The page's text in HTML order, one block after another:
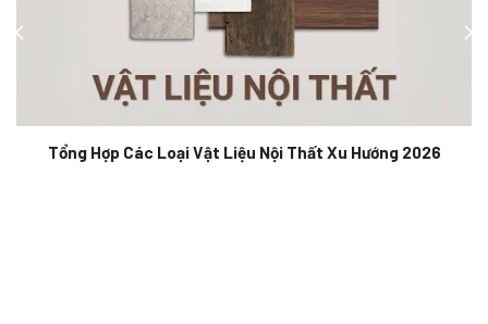
Tổng Hợp Các Loại Vật Liệu Nội Thất Xu Hướng 2026